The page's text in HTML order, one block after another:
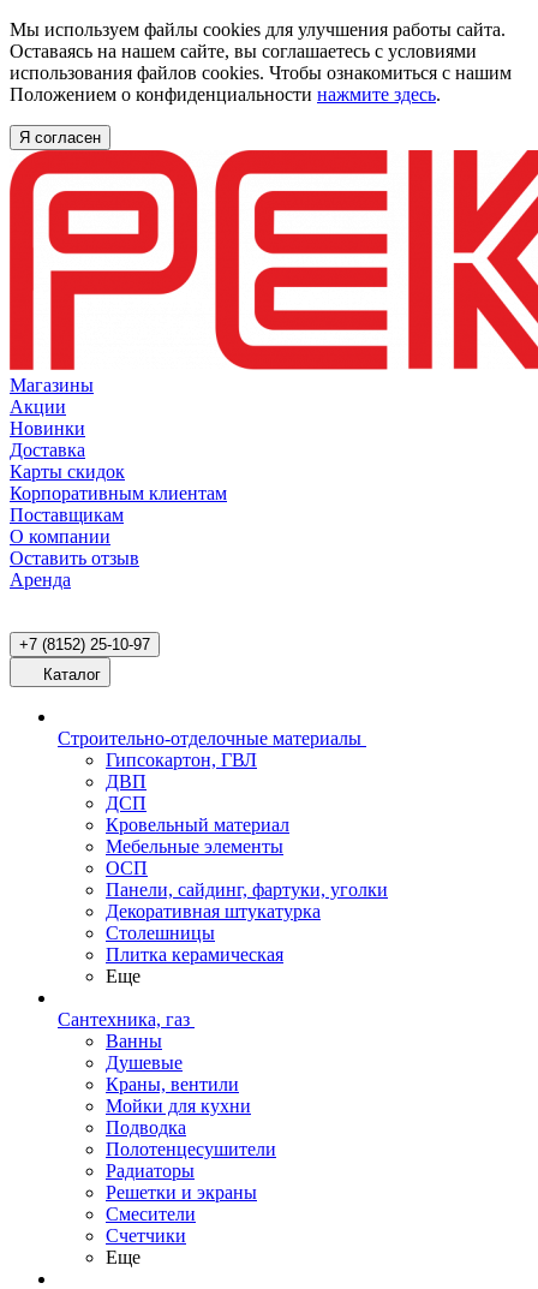
Мы используем файлы cookies для улучшения работы сайта.
Оставаясь на нашем сайте, вы соглашаетесь с условиями
использования файлов cookies. Чтобы ознакомиться с нашим
Положением о конфиденциальности нажмите здесь.
Я согласен
Магазины
Акции
Новинки
Доставка
Карты скидок
Корпоративным клиентам
Поставщикам
О компании
Оставить отзыв
Аренда
+7 (8152) 25-10-97
Каталог
Строительно-отделочные материалы
Гипсокартон, ГВЛ
ДВП
ДСП
Кровельный материал
Мебельные элементы
ОСП
Панели, сайдинг, фартуки, уголки
Декоративная штукатурка
Столешницы
Плитка керамическая
Еще
Сантехника, газ
Ванны
Душевые
Краны, вентили
Мойки для кухни
Подводка
Полотенцесушители
Радиаторы
Решетки и экраны
Смесители
Счетчики
Еще